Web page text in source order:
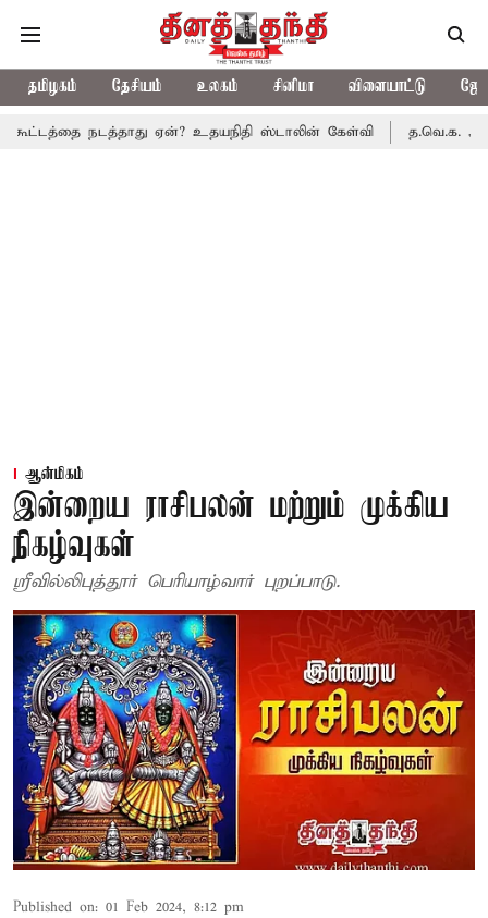
தமிழகம் தேசியம் உலகம் சினிமா விளையாட்டு
நடத்தாது ஏன்? உதயநிதி ஸ்டாலின் கேள்வி த.வெ.க. அரசின் முதல்
ஆன்மிகம்
இன்றைய ராசிபலன் மற்றும் முக்கிய
நிகழ்வுகள்
ஸ்ரீவில்லிபுத்தூர் பெரியாழ்வார் புறப்பாடு.
Published on: 01 Feb 2024, 8:12 pm